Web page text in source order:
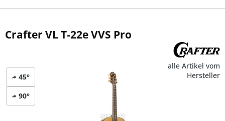
Crafter VL T-22e VVS Pro
alle Artikel vom
Hersteller
45°
90°